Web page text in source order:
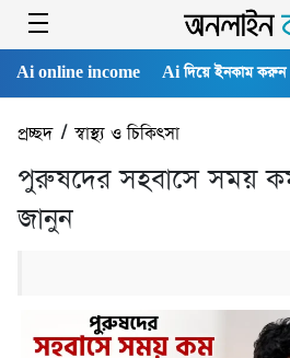
Ai online income Ai দিয়ে ইনকাম করুন
প্রচ্ছদ/ স্বাস্থ্য ও চিকিৎসা
পুরুষদের সহবাসে সময়
জানুন